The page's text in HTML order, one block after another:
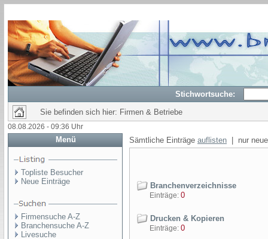
Stichwortsuche:
Sie befinden sich hier: Firmen & Betriebe
08.08.2026 - 09:36 Uhr
Menü
Topliste Besucher
Neue Einträge
Firmensuche A-Z
Branchensuche A-Z
Livesuche
Sämtliche Einträge auflisten | nur
Branchenverzeichnisse
Einträge: 0
Drucken & Kopieren
Einträge: 0